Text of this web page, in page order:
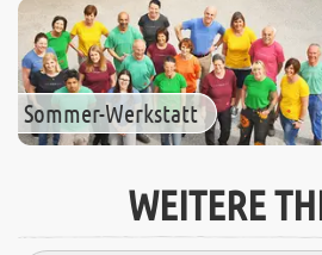
Sommer-Werkstatt
WEITERE